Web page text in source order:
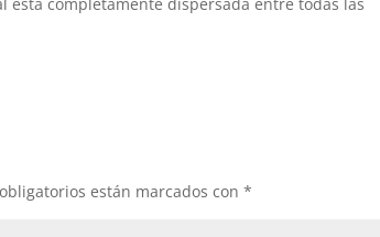
están marcados con*